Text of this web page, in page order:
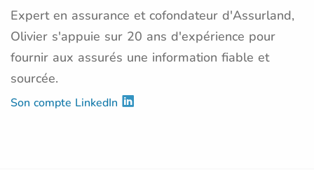
Expert en assurance et cofondateur d'Assurland,
Olivier s'appuie sur 20 ans d'expérience pour
fournir aux assurés une information fiable et
sourcée.
Son compte LinkedIn